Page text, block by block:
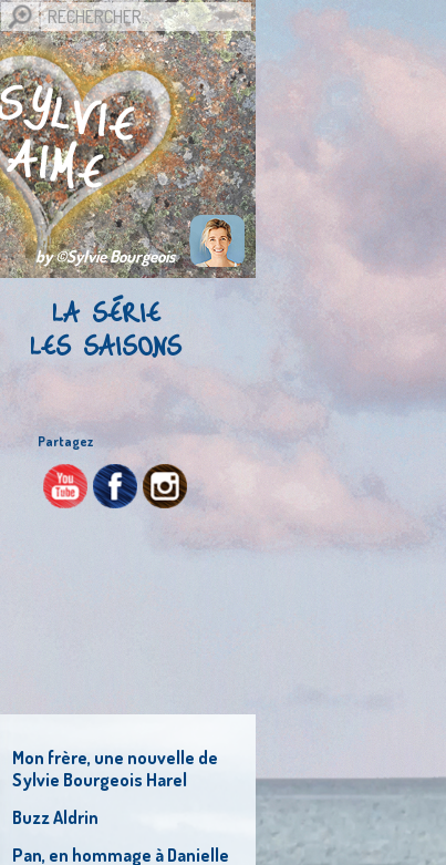
by ©Sylvie Bourgeois
LA SÉRIE
LES SAISONS
Partagez
Mon frère, une nouvelle de
Sylvie Bourgeois Harel
Buzz Aldrin
Pan, en hommage à Danielle